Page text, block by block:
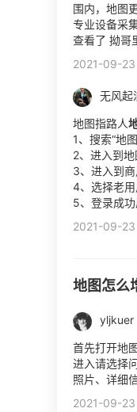
围内，地图
专业设备采
查看了 拗哥
2021-09-23
无风起
地图指路人
1、搜索“地
2、进入到地
3、进入到
4、选择老用
5、登录成
2021-09-23
地图怎么
yljkuer
首先打开地
进入请选择
照片、详细
2021-09-